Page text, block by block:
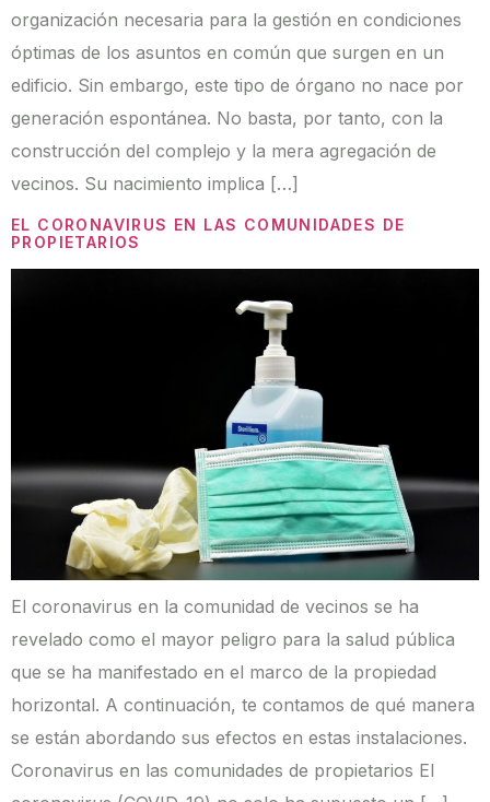
organización necesaria para la gestión en condiciones
óptimas de los asuntos en común que surgen en un
edificio. Sin embargo, este tipo de órgano no nace por
generación espontánea. No basta, por tanto, con la
construcción del complejo y la mera agregación de
vecinos. Su nacimiento implica […]
EL CORONAVIRUS EN LAS COMUNIDADES DE
PROPIETARIOS
El coronavirus en la comunidad de vecinos se ha
revelado como el mayor peligro para la salud pública
que se ha manifestado en el marco de la propiedad
horizontal. A continuación, te contamos de qué manera
se están abordando sus efectos en estas instalaciones.
Coronavirus en las comunidades de propietarios El